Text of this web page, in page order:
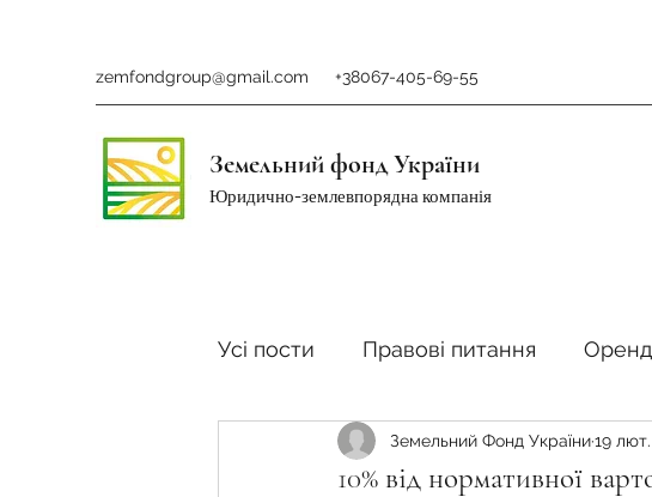
zemfondgroup@gmail.com +38067-405-69-55
Земельний фонд України
Юридично-землевпорядна компанія
Усі пости Правові питання
Ринок землі Податки стосовно
10% від нормативної
Земельний Фонд України19 лют.